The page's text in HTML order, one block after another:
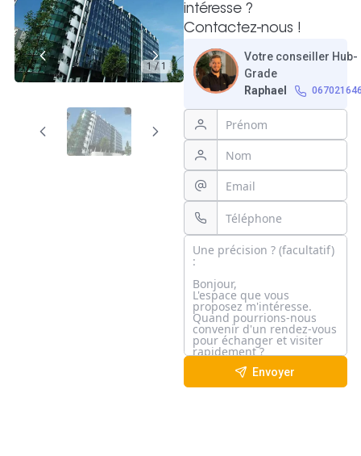
1 / 1
intéresse ?
Contactez-nous !
Votre conseiller Hub-
Grade
Raphael
Envoyer